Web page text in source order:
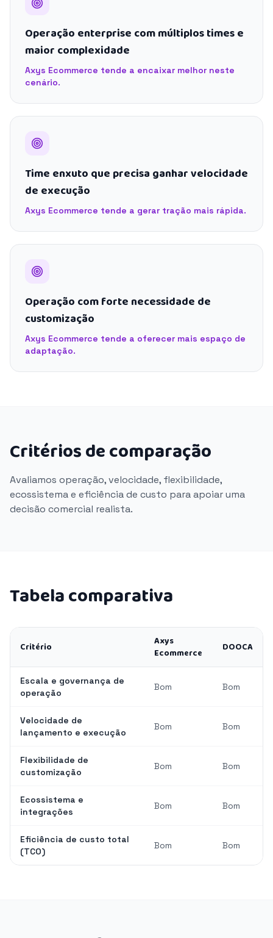
Operação enterprise com múltiplos times e
maior complexidade
Axys Ecommerce tende a encaixar melhor neste
cenário.
Time enxuto que precisa ganhar velocidade
de execução
Axys Ecommerce tende a gerar tração mais rápida.
Operação com forte necessidade de
customização
Axys Ecommerce tende a oferecer mais espaço de
adaptação.
Critérios de comparação
Avaliamos operação, velocidade, flexibilidade,
ecossistema e eficiência de custo para apoiar uma
decisão comercial realista.
Tabela comparativa
Critério
Axys
Ecommerce
DOOCA
Escala e governança de
operação
Bom Bom
Velocidade de
lançamento e execução
Bom Bom
Flexibilidade de
customização
Bom Bom
Ecossistema e
integrações
Bom Bom
Eficiência de custo total
(TCO)
Bom Bom